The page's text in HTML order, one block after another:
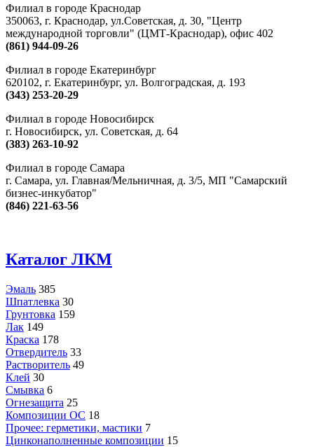
Филиал в городе Краснодар
350063, г. Краснодар, ул.Советская, д. 30, "Центр
международной торговли" (ЦМТ-Краснодар), офис 402
(861) 944-09-26
Филиал в городе Екатеринбург
620102, г. Екатеринбург, ул. Волгоградская, д. 193
(343) 253-20-29
Филиал в городе Новосибирск
г. Новосибирск, ул. Советская, д. 64
(383) 263-10-92
Филиал в городе Самара
г. Самара, ул. Главная/Мельничная, д. 3/5, МП "Самарский
бизнес-инкубатор"
(846) 221-63-56
Каталог ЛКМ
Эмаль 385
Шпатлевка 30
Грунтовка 159
Лак 149
Краска 178
Отвердитель 33
Растворитель 49
Клей 30
Смывка 6
Огнезащита 25
Композиции ОС 18
Прочее: герметики, мастики 7
Цинконаполненные композиции 15